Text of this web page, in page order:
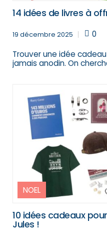
14 idées de livres à
19 décembre 2025
0
Trouver une idée
jamais anodin. On
NOEL
10 idées cadeaux
Jules !